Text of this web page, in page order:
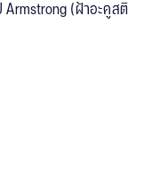
Armstrong (ฝ้าอะคูสติ